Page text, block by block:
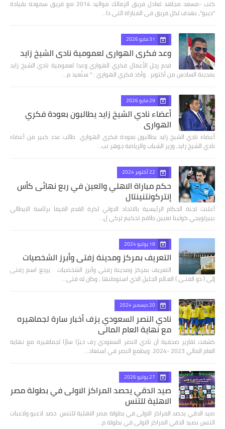
كتب -مسعد مجاهد تعادل فريق الزمالك مواليد 2014 مع فريق سموحة بقيادة
"ديبو"، بهدف لكل فريق فى المباراة التى دا…
31 مايو 2026
وعد فكري الهواري لعمومية نادي الشيخ زايد
قدم رجل الأعمال فكري الهواري وعدا لعمومية نادي الشيخ زايد
بمدينة السادس من أكتوبر . وأكد فكري الهواري : " سنُعيد م…
29 مايو 2026
أعضاء نادي الشيخ زايد يطالبون بعودة فكري
الهواري
أعضاء نادي الشيخ زايد يطالبون بعودة فكري الهواري طالب عدد كبير من أعضاء
نادي الشيخ زايد، وزير الشباب والرياضة جوهر نب…
22 أكتوبر 2024
حكم مباراة الاهلي والعين في ربع نهائى كأس
إنتركونتنينتال
أعلنت لجنة الحكام الرئيسية بالاتحاد الدولي لكرة القدم الفيفا برئاسة الايطالي
بييرلويجي كولينا تعيين طاقم تحكيم تركي ل…
19 يوليو 2024
التعريف بمركز ومدينة زفتي وأبرز الشخصيات
التعريف بمركز ومدينة زفتي وأبرز الشخصيات يرجع اسم زفتى
إلى ( ذو الفتـى ) العـالم الجليل الذي استوطنها ، وكان له فتى…
20 ديسمبر 2024
نادي النصر السعودي يزف أخبار سارة لجماهيره
مع نهاية العام المالي
كشفت تقارير صحفية أن نادي النصر السعودي زف خبرًا سارًا لجماهيره مع نهاية
العام المالي 2023 -2024. ويطمع النصر في استعاد…
27 يوليو 2026
صيد الدقي يحصد المراكز الاولى في بطولة مصر
الاهلية للتنس
صيد الدقي يحصد المراكز الاولى في بطولة مصر الاهلية للتنس حصد لاعبو ولاعبات
التنس بصيد الدقي المراكز الاولى في بطولة م…